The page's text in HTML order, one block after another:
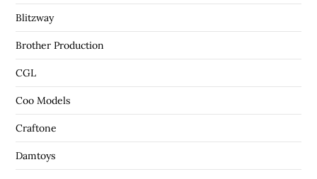
Blitzway
Brother Production
CGL
Coo Models
Craftone
Damtoys